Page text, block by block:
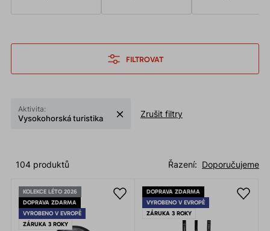
FILTROVAT
Aktivita:
Vysokohorská turistika Zrušit filtry
Doporučujeme
Řazení:
104 produktů
KOLEKCE LÉTO 2026
DOPRAVA ZDARMA
VYROBENO V EVROPĚ
ZÁRUKA 3 ROKY
DOPRAVA ZDARMA
VYROBENO V EVROPĚ
ZÁRUKA 3 ROKY